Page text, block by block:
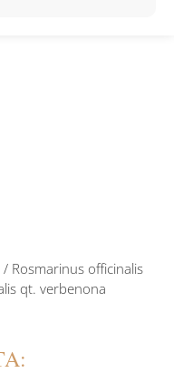
Rosmarinus officinalis
qt. verbenona